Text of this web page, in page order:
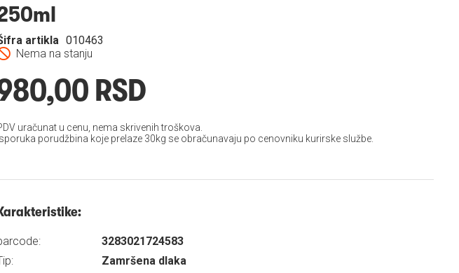
Nema na stanju
artikla 010463
RSD
uračunat u cenu, nema skrivenih troškova.
Isporuka porudžbina koje prelaze 30kg se obračunavaju po cenovniku kurirske službe.
3283021724583
Zamršena dlaka